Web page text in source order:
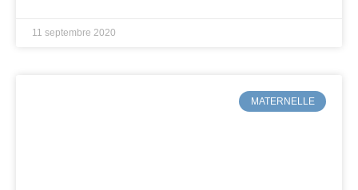
11 septembre 2020
MATERNELLE